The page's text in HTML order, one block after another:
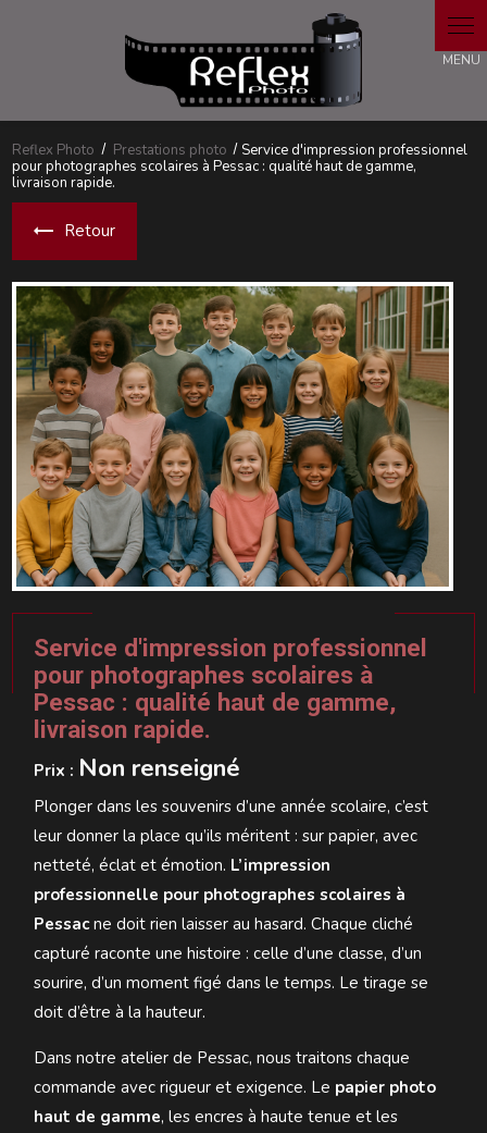
Reflex Photo Prestations photo
Service d'impression professionnel
pour photographes scolaires à Pessac : qualité haut de gamme,
livraison rapide.
Retour
Service d'impression professionnel
pour photographes scolaires à
Pessac : qualité haut de gamme,
livraison rapide.
Prix : Non renseigné
Plonger dans les souvenirs d’une année scolaire, c’est
leur donner la place qu’ils méritent : sur papier, avec
netteté, éclat et émotion. L’impression
professionnelle pour photographes scolaires à
Pessacne doit rien laisser au hasard. Chaque cliché
capturé raconte une histoire : celle d’une classe, d’un
sourire, d’un moment figé dans le temps. Le tirage se
doit d’être à la hauteur.
Dans notre atelier de Pessac, nous traitons chaque
commande avec rigueur et exigence. Le papier photo
haut de gamme, les encres à haute tenue et les